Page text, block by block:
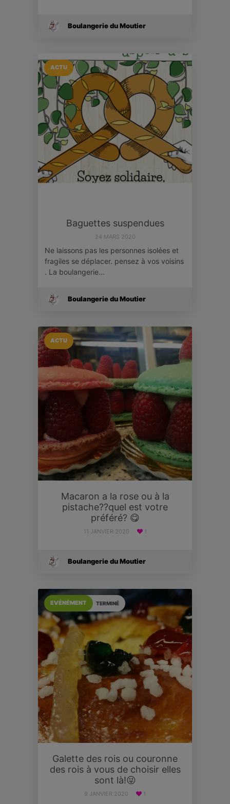
Boulangerie du Moutier
ACTU
Baguettes suspendues
24 MARS 2020
Ne laissons pas les personnes isolées et
fragiles se déplacer. pensez à vos voisins
. La boulangerie…
Boulangerie du Moutier
ACTU
Macaron a la rose ou à la
pistache??quel est votre
préféré? 😋
11 JANVIER 2020 1
Boulangerie du Moutier
TERMINÉ
EVÉNÉMENT
Galette des rois ou couronne
des rois à vous de choisir elles
sont là!😜
9 JANVIER 2020 1